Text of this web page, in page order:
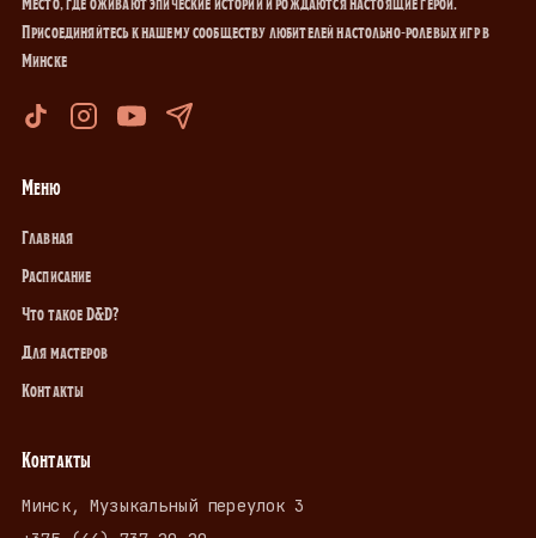
Присоединяйтесь к нашему сообществу любителей настольно-ролевых игр в
Минске
Меню
Главная
Расписание
Что такое D&D?
Для мастеров
Контакты
Контакты
Минск, Музыкальный переулок 3